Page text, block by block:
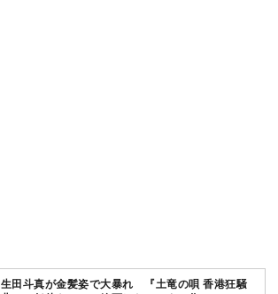
生田斗真が金髪姿で大暴れ 『土竜の唄 香港狂騒